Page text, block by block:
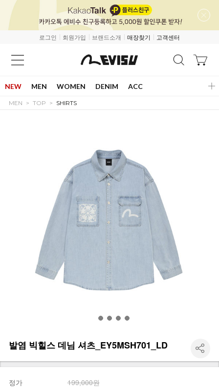
로그인 회원가입 브랜드소개 매장찾기 고객센터
NEW MEN WOMEN DENIM ACC
MEN TOP SHIRTS
발염 빅힐스 데님 셔츠_EY5MSH701_LD
정가
199,000원